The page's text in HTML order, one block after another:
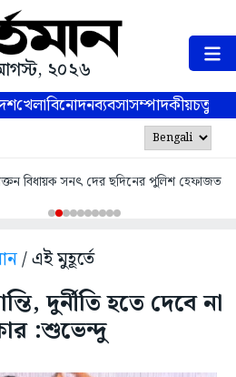
২০২৬
খেলাবিনোদনব্যবসাসম্পাদকীয়
বিধায়ক সনৎ দের ছদিনের পুলিশ হেফাজত
/ এই মুহূর্তে
দুর্নীতি হতে দেবে না
:শুভেন্দু